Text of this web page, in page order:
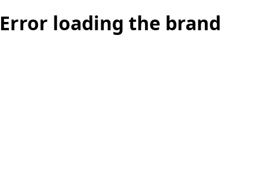
Error loading the brand